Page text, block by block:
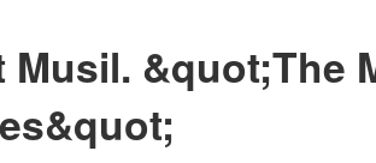
Musil. &quot;The